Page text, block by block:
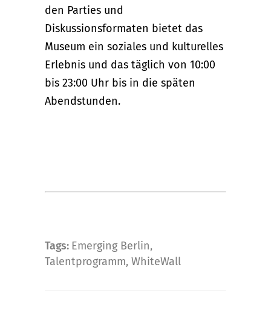
den Parties und
Diskussionsformaten bietet das
Museum ein soziales und kulturelles
Erlebnis und das täglich von 10:00
bis 23:00 Uhr bis in die späten
Abendstunden.
Tags: Emerging Berlin,
Talentprogramm, WhiteWall